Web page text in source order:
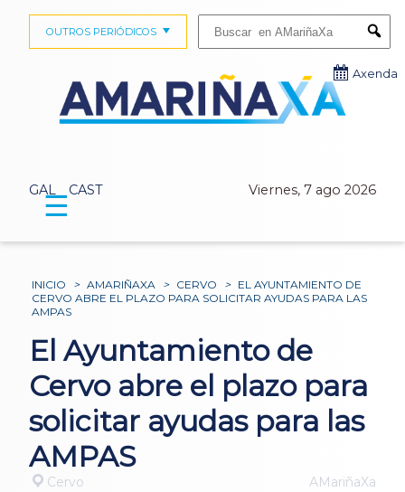
GAL CAST Viernes, 7 ago 2026
OUTROS PERIÓDICOS
Axenda
☰
INICIO > AMARIÑAXA > CERVO > EL AYUNTAMIENTO DE
CERVO ABRE EL PLAZO PARA SOLICITAR AYUDAS PARA LAS
AMPAS
El Ayuntamiento de
Cervo abre el plazo para
solicitar ayudas para las
AMPAS
Cervo AMariñaXa